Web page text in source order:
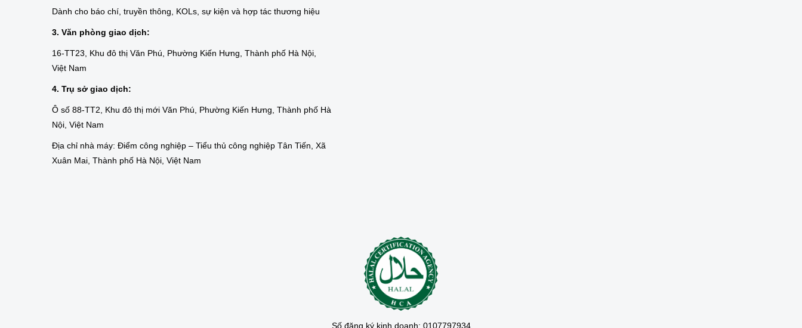
Dành cho báo chí, truyền thông, KOLs, sự kiện và hợp tác thương hiệu
3. Văn phòng giao dịch:
16-TT23, Khu đô thị Văn Phú, Phường Kiến Hưng, Thành phố Hà Nội,
Việt Nam
4. Trụ sở giao dịch:
Ô số 88-TT2, Khu đô thị mới Văn Phú, Phường Kiến Hưng, Thành phố Hà
Nội, Việt Nam
Địa chỉ nhà máy: Điểm công nghiệp – Tiểu thủ công nghiệp Tân Tiến, Xã
Xuân Mai, Thành phố Hà Nội, Việt Nam
Số đăng ký kinh doanh: 0107797934